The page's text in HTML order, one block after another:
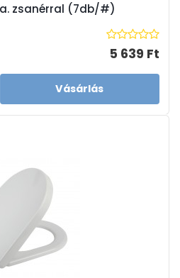
zsanérral (7db/#)
5 639 Ft